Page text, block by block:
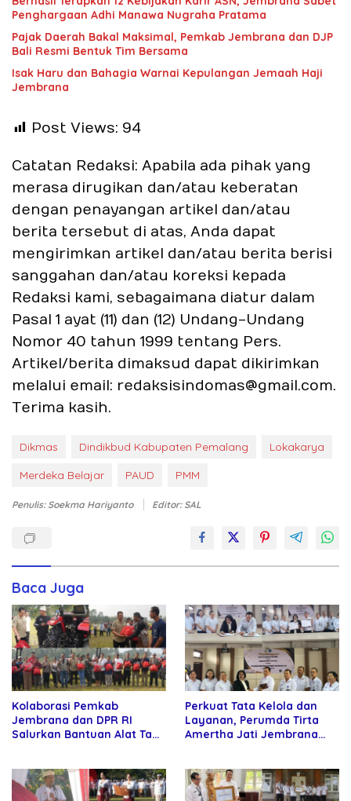
Penghargaan Adhi Manawa Nugraha Pratama
Pajak Daerah Bakal Maksimal, Pemkab Jembrana dan DJP
Bali Resmi Bentuk Tim Bersama
Isak Haru dan Bahagia Warnai Kepulangan Jemaah Haji
Jembrana
Post Views: 94
Catatan Redaksi: Apabila ada pihak yang
merasa dirugikan dan/atau keberatan
dengan penayangan artikel dan/atau
berita tersebut di atas, Anda dapat
mengirimkan artikel dan/atau berita berisi
sanggahan dan/atau koreksi kepada
Redaksi kami, sebagaimana diatur dalam
Pasal 1 ayat (11) dan (12) Undang-Undang
Nomor 40 tahun 1999 tentang Pers.
Artikel/berita dimaksud dapat dikirimkan
melalui email: redaksisindomas@gmail.com.
Terima kasih.
Dikmas Dindikbud Kabupaten Pemalang
Lokakarya
Merdeka Belajar
PAUD PMM
Penulis: Soekma Hariyanto Editor: SAL
Baca Juga
Kolaborasi Pemkab
Jembrana dan DPR RI
Salurkan Bantuan Alat Tani
Perkuat Tata Kelola dan
Layanan, Perumda Tirta
Amertha Jati Jembrana